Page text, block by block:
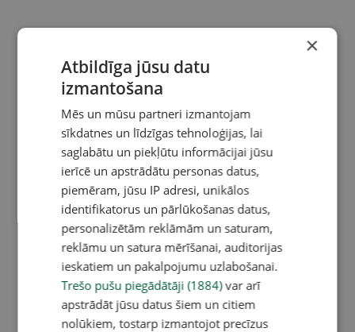
×
Atbildīga jūsu datu
izmantošana
Mēs un mūsu partneri izmantojam
sīkdatnes un līdzīgas tehnoloģijas, lai
saglabātu un piekļūtu informācijai jūsu
ierīcē un apstrādātu personas datus,
piemēram, jūsu IP adresi, unikālos
identifikatorus un pārlūkošanas datus,
personalizētām reklāmām un saturam,
reklāmu un satura mērīšanai, auditorijas
ieskatiem un pakalpojumu uzlabošanai.
Trešo pušu piegādātāji (1884)var arī
apstrādāt jūsu datus šiem un citiem
nolūkiem, tostarp izmantojot precīzus